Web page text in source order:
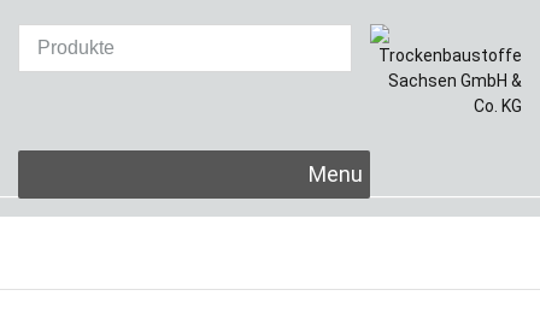
Sachsen GmbH & Co. KG